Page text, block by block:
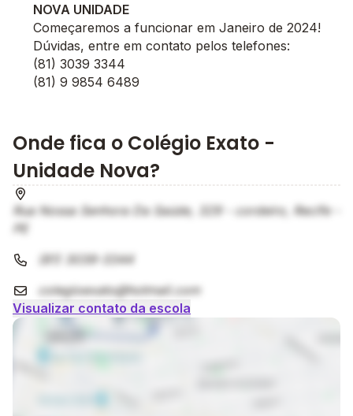
NOVA UNIDADE
Começaremos a funcionar em Janeiro de 2024!
Dúvidas, entre em contato pelos telefones:
(81) 3039 3344
(81) 9 9854 6489
Onde fica o Colégio Exato -
Unidade Nova?
Rua Nossa Senhora Da Saúde, 329 - cordeiro, Recife -
PE
(81) 3039-3344
colegioexato@hotmail.com
Visualizar contato da escola